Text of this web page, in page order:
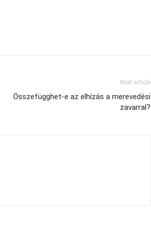
Next article
Összefügghet-e az elhízás a merevedési
zavarral?